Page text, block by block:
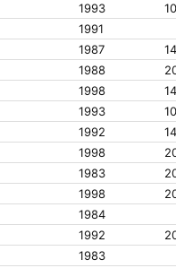
1993
1991
1987
1988
1998
1993
1992
1998
1983
1998
1984
1992
1983